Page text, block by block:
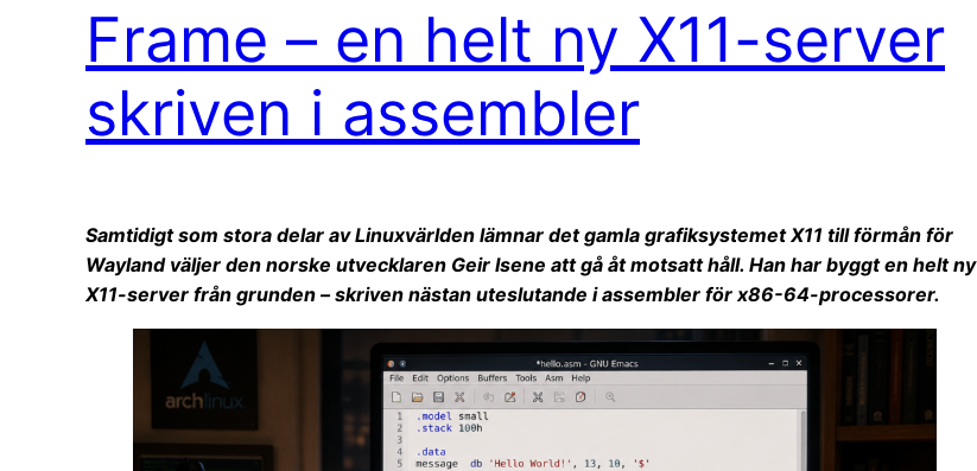
Frame – en helt ny X11-server
skriven i assembler
Samtidigt som stora delar av Linuxvärlden lämnar det gamla grafiksystemet X11 till förmån för
Wayland väljer den norske utvecklaren Geir Isene att gå åt motsatt håll. Han har byggt en helt ny
X11-server från grunden – skriven nästan uteslutande i assembler för x86-64-processorer.